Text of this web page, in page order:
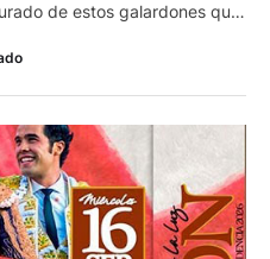
de estos galardones que